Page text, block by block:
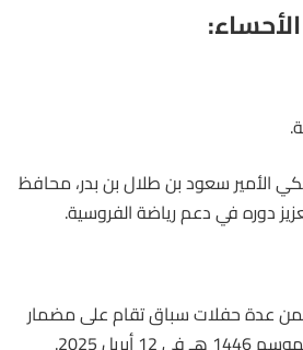
الأمير سعود بن طلال بن بدر، محافظ
دوره في دعم رياضة الفروسية.
عدة حفلات سباق تقام على مضمار
2025.